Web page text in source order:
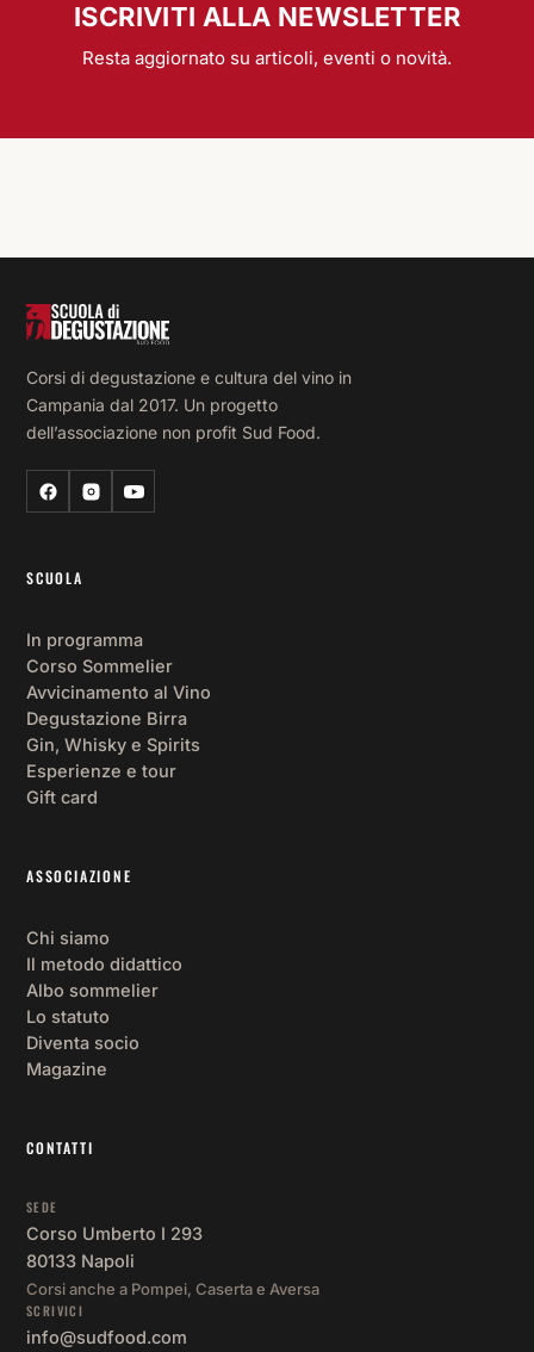
ISCRIVITI ALLA NEWSLETTER
Resta aggiornato su articoli, eventi o novità.
Corsi di degustazione e cultura del vino in
Campania dal 2017. Un progetto
dell’associazione non profit Sud Food.
SCUOLA
In programma
Corso Sommelier
Avvicinamento al Vino
Degustazione Birra
Gin, Whisky e Spirits
Esperienze e tour
Gift card
ASSOCIAZIONE
Chi siamo
Il metodo didattico
Albo sommelier
Lo statuto
Diventa socio
Magazine
CONTATTI
SEDE
Corso Umberto I 293
80133 Napoli
Corsi anche a Pompei, Caserta e Aversa
SCRIVICI
info@sudfood.com